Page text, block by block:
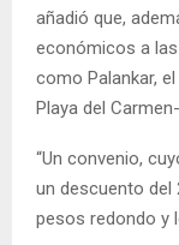
añadió que,
económicos a
como Palankar,
Playa del
“Un convenio,
un descuento del
pesos redondo y